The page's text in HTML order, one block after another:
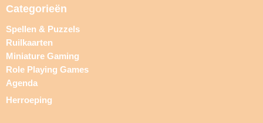
Categorieën
Spellen & Puzzels
Ruilkaarten
Miniature Gaming
Role Playing Games
Agenda
Herroeping